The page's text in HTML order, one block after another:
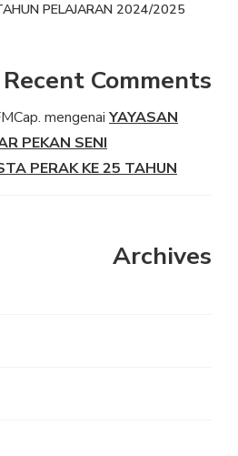
PELAJARAN 2024/2025
Recent Comments
mengenai YAYASAN
PEKAN SENI
PERAK KE 25 TAHUN
Archives